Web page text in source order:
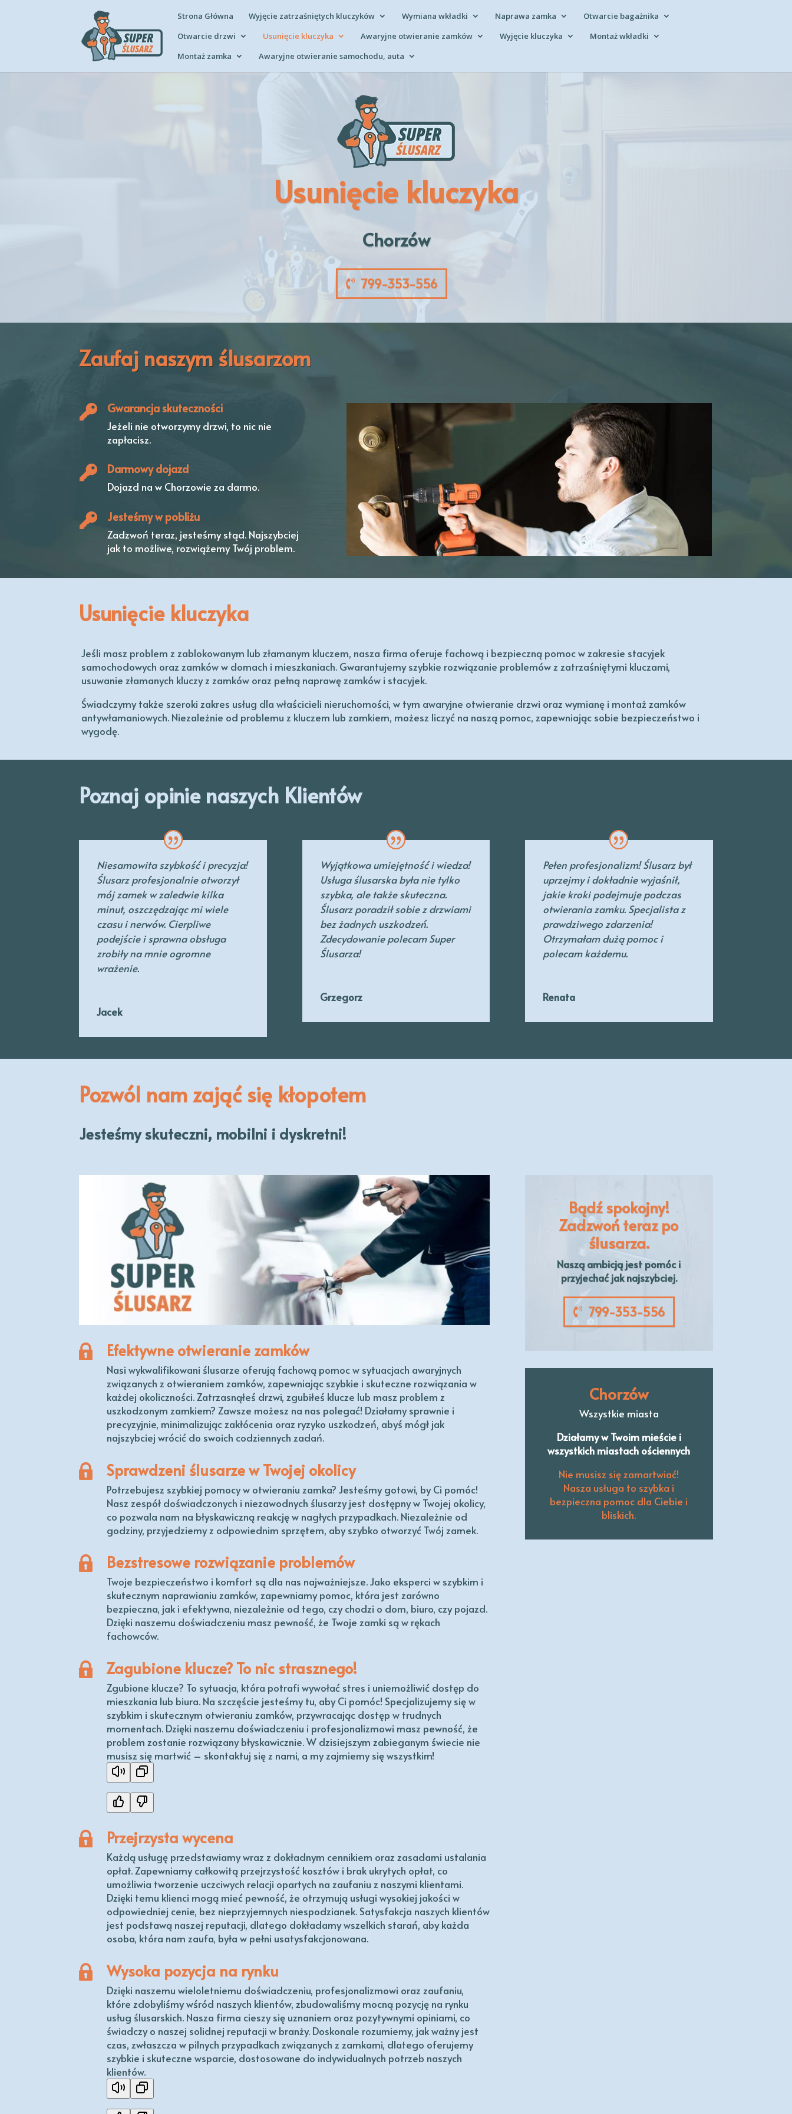
Strona Główna Wyjęcie zatrzaśniętych kluczyków Wymiana wkładki Naprawa zamka
Otwarcie bagażnika
Otwarcie drzwi
Usunięcie kluczyka Awaryjne otwieranie zamków Wyjęcie kluczyka
Montaż wkładki
Montaż zamka
Awaryjne otwieranie samochodu, auta
Usunięcie kluczyka
Chorzów
799-353-556
Zaufaj naszym ślusarzom
Gwarancja skuteczności
Jeżeli nie otworzymy drzwi, to nic nie
zapłacisz.
Darmowy dojazd
Dojazd na w Chorzowie za darmo.
Jesteśmy w pobliżu
Zadzwoń teraz, jesteśmy stąd. Najszybciej
jak to możliwe, rozwiążemyTwój problem.
Usunięcie kluczyka
Jeśli masz problem z zablokowanym lub złamanym kluczem, nasza firma oferuje fachową i bezpieczną pomoc w zakresie stacyjek
samochodowych oraz zamków w domach i mieszkaniach. Gwarantujemy szybkie rozwiązanie problemów z zatrzaśniętymi kluczami,
usuwanie złamanych kluczy z zamków oraz pełną naprawę zamków i stacyjek.
Świadczymy także szeroki zakres usług dla właścicieli nieruchomości, w tym awaryjne otwieranie drzwi oraz wymianę i montaż zamków
antywłamaniowych. Niezależnie od problemu z kluczem lub zamkiem, możesz liczyć na naszą pomoc, zapewniając sobie bezpieczeństwo i
wygodę.
Poznaj opinie naszych Klientów
Niesamowita szybkość i precyzja!
Ślusarz profesjonalnie otworzył
mój zamek w zaledwie kilka
minut, oszczędzając mi wiele
czasu i nerwów. Cierpliwe
podejście i sprawna obsługa
zrobiły na mnie ogromne
wrażenie.
Jacek
Wyjątkowa umiejętność i wiedza!
Usługa ślusarska była nie tylko
szybka, ale także skuteczna.
Ślusarz poradził sobie z drzwiami
bez żadnych uszkodzeń.
Zdecydowanie polecam Super
Ślusarza!
Grzegorz
Pełen profesjonalizm! Ślusarz był
uprzejmyi dokładnie wyjaśnił,
jakie kroki podejmuje podczas
otwierania zamku. Specjalistaz
prawdziwego zdarzenia!
Otrzymałam dużą pomoc i
polecam każdemu.
Renata
Pozwól nam zająć się kłopotem
Jesteśmy skuteczni, mobilni i dyskretni!
Efektywne otwieranie zamków
Nasi wykwalifikowani ślusarze oferują fachową pomoc w sytuacjach awaryjnych
związanych z otwieraniem zamków, zapewniając szybkie i skuteczne rozwiązania w
każdej okoliczności. Zatrzasnąłeś drzwi, zgubiłeś klucze lub masz problem z
uszkodzonym zamkiem? Zawsze możesz na nas polegać! Działamy sprawnie i
precyzyjnie, minimalizując zakłócenia oraz ryzyko uszkodzeń, abyś mógł jak
najszybciej wrócić do swoich codziennych zadań.
Sprawdzeni ślusarze w Twojej okolicy
Potrzebujesz szybkiej pomocy w otwieraniu zamka? Jesteśmy gotowi, by Ci pomóc!
Nasz zespół doświadczonych i niezawodnych ślusarzy jest dostępny w Twojej okolicy,
co pozwala nam na błyskawiczną reakcję w nagłych przypadkach. Niezależnie od
godziny, przyjedziemy z odpowiednim sprzętem, aby szybko otworzyć Twój zamek.
Bezstresowe rozwiązanie problemów
Twoje bezpieczeństwo i komfort są dla nas najważniejsze. Jako eksperci w szybkim i
skutecznym naprawianiu zamków, zapewniamy pomoc, która jest zarówno
bezpieczna, jak i efektywna, niezależnie od tego, czy chodzi o dom, biuro, czy pojazd.
Dzięki naszemu doświadczeniu masz pewność, że Twoje zamki są w rękach
fachowców.
Zagubione klucze? To nic strasznego!
Zgubione klucze? To sytuacja, która potrafi wywołać stres i uniemożliwić dostęp do
mieszkania lub biura. Na szczęście jesteśmy tu, aby Ci pomóc! Specjalizujemy się w
szybkim i skutecznym otwieraniu zamków, przywracając dostęp w trudnych
momentach. Dzięki naszemu doświadczeniu i profesjonalizmowi masz pewność, że
problem zostanie rozwiązany błyskawicznie. W dzisiejszym zabieganym świecie nie
musisz się martwić – skontaktuj się z nami, a my zajmiemy się wszystkim!
Przejrzysta wycena
Każdą usługę przedstawiamy wraz z dokładnym cennikiem oraz zasadami ustalania
opłat. Zapewniamy całkowitą przejrzystość kosztów i brak ukrytych opłat, co
umożliwia tworzenie uczciwych relacji opartych na zaufaniu z naszymi klientami.
Dzięki temu klienci mogą mieć pewność, że otrzymują usługi wysokiej jakości w
odpowiedniej cenie, bez nieprzyjemnych niespodzianek. Satysfakcja naszych klientów
jest podstawą naszej reputacji, dlatego dokładamy wszelkich starań, aby każda
osoba, która nam zaufa, była w pełni usatysfakcjonowana.
Wysoka pozycja na rynku
Dzięki naszemu wieloletniemu doświadczeniu, profesjonalizmowi oraz zaufaniu,
które zdobyliśmy wśród naszych klientów, zbudowaliśmy mocną pozycję na rynku
usług ślusarskich. Nasza firma cieszy się uznaniem oraz pozytywnymi opiniami, co
świadczy o naszej solidnej reputacji w branży. Doskonale rozumiemy, jak ważny jest
czas, zwłaszcza w pilnych przypadkach związanych z zamkami, dlatego oferujemy
szybkie i skuteczne wsparcie, dostosowane do indywidualnych potrzeb naszych
klientów.
Bądź spokojny!
Zadzwoń teraz po
ślusarza.
Naszą ambicją jest pomóc i
przyjechać jak najszybciej.
799-353-556
Chorzów
Wszystkie miasta
Działamy w Twoim mieście i
wszystkich miastach ościennych
Nie musisz się zamartwiać!
Nasza usługa to szybka i
bezpieczna pomoc dla Ciebie i
bliskich.